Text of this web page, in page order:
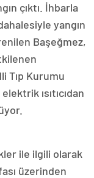
çıktı. İhbarla
yangın
Başeğmez,
Tıp Kurumu
ısıtıcıdan
ile ilgili olarak
üzerinden